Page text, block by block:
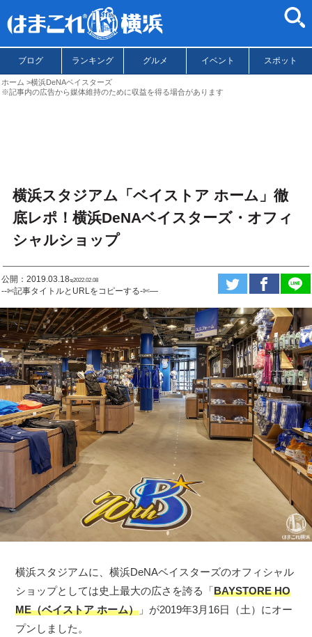
ブログ ランキング グルメ イベント スポット
ホーム
横浜DeNAベイスターズ
※記事内の広告から媒体維持のために収益を得る場合があります
横浜スタジアム「ベイストア ホーム」徹
底レポ！横浜DeNAベイスターズ・オフィ
シャルショップ
公開：2019.03.18ಇ2022.02.08
--✄記事タイトルとURLをコピーする-✄—
横浜スタジアムに、横浜DeNAベイスターズのオフィシャル
ショップとしては史上最大の広さを誇る「BAYSTORE HO
ME（ベイストア ホーム） 」が2019年3月16日（土）にオー
プンしました。